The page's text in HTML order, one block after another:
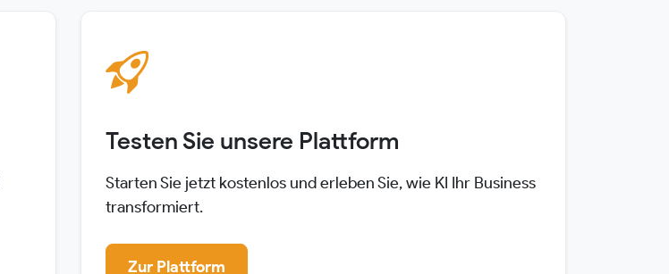
Testen Sie unsere Plattform
Starten Sie jetzt kostenlos und erleben Sie, wie KI Ihr Business
transformiert.
Zur Plattform